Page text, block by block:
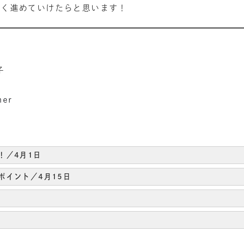
進めていけたらと思います！
／4月1日
イント／4月15日